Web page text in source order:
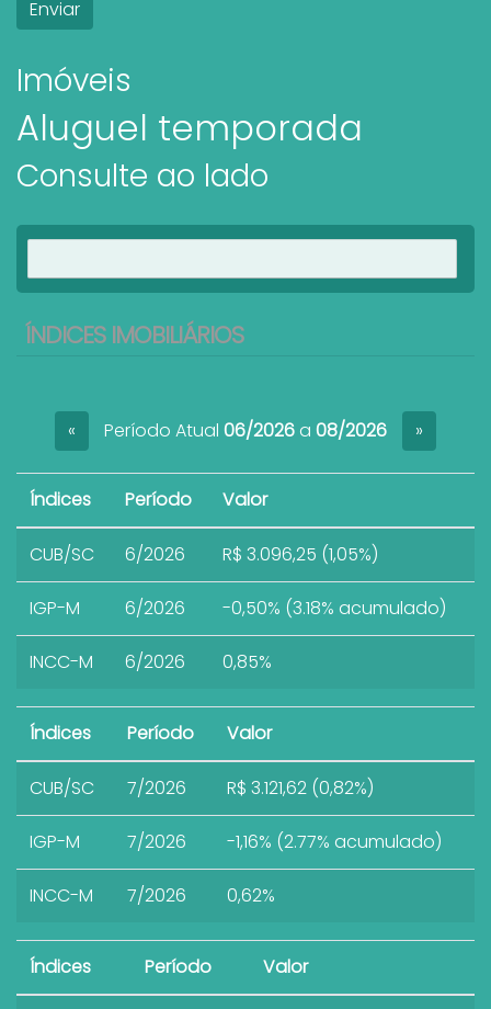
Imóveis
Aluguel temporada
Consulte ao lado
ÍNDICES IMOBILIÁRIOS
« Período Atual 06/2026a 08/2026 »
Índices Período Valor
CUB/SC 6/2026 R$ 3.096,25 (1,05%)
IGP-M 6/2026 -0,50% (3.18% acumulado)
INCC-M 6/2026 0,85%
Índices Período Valor
CUB/SC 7/2026 R$ 3.121,62 (0,82%)
IGP-M 7/2026 -1,16% (2.77% acumulado)
INCC-M 7/2026 0,62%
Índices Período Valor